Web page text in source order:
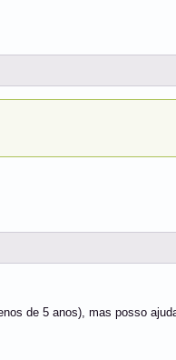
de 5 anos), mas posso